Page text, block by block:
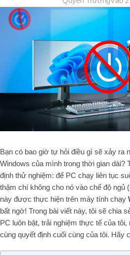
Bạn có bao giờ tự hỏi điều gì sẽ xảy ra
Windows của mình trong thời gian dài?
định thử nghiệm: để PC chạy liên tục
thậm chí không cho nó vào chế độ ngủ (
này được thực hiện trên máy tính chạy
bất ngờ! Trong bài viết này, tôi sẽ chia
PC luôn bật, trải nghiệm thực tế của
cùng quyết định cuối cùng của tôi. Hãy